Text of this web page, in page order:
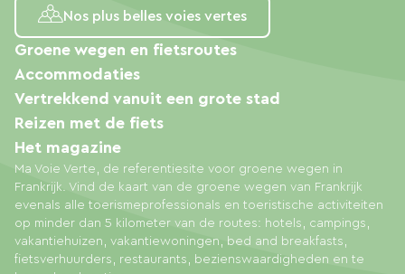
Nos plus belles voies vertes
Ma Voie Verte, de referentiesite voor groene wegen in
Frankrijk. Vind de kaart van de groene wegen van Frankrijk
evenals alle toerismeprofessionals en toeristische activiteiten
op minder dan 5 kilometer van de routes: hotels, campings,
vakantiehuizen, vakantiewoningen, bed and breakfasts,
fietsverhuurders, restaurants, bezienswaardigheden en te
Groene wegen en fietsroutes
Accommodaties
Vertrekkend vanuit een grote stad
Reizen met de fiets
Het magazine